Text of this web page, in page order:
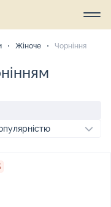
Жіноче Чорніння